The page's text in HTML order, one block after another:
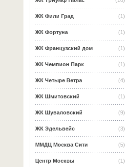
(1)
ЖК Фили Град
(1)
ЖК Фортуна
(1)
ЖК Французский дом
(1)
ЖК Чемпион Парк
(4)
ЖК Четыре Ветра
(1)
ЖК Шмитовский
(9)
ЖК Шуваловский
(3)
ЖК Эдельвейс
(5)
ММДЦ Москва Сити
(1)
Центр Москвы